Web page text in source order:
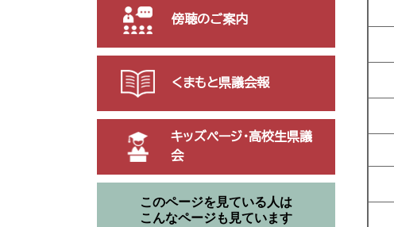
傍聴のご案内
くまもと県議会報
キッズページ・高校生県議
会
このページを見ている人は
こんなページも見ています